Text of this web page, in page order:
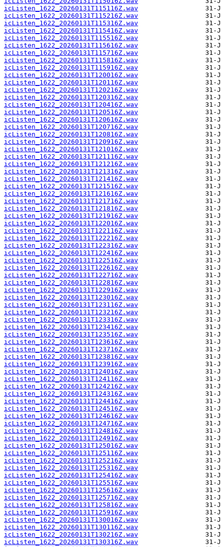
icListen_1622_20260131T115116Z.wav
icListen_1622_20260131T115216Z.wav
icListen_1622_20260131T115316Z.wav
icListen_1622_20260131T115416Z.wav
icListen_1622_20260131T115516Z.wav
icListen_1622_20260131T115616Z.wav
icListen_1622_20260131T115716Z.wav
icListen_1622_20260131T115816Z.wav
icListen_1622_20260131T115916Z.wav
icListen_1622_20260131T120016Z.wav
icListen_1622_20260131T120116Z.wav
icListen_1622_20260131T120216Z.wav
icListen_1622_20260131T120316Z.wav
icListen_1622_20260131T120416Z.wav
icListen_1622_20260131T120516Z.wav
icListen_1622_20260131T120616Z.wav
icListen_1622_20260131T120716Z.wav
icListen_1622_20260131T120816Z.wav
icListen_1622_20260131T120916Z.wav
icListen_1622_20260131T121016Z.wav
icListen_1622_20260131T121116Z.wav
icListen_1622_20260131T121216Z.wav
icListen_1622_20260131T121316Z.wav
icListen_1622_20260131T121416Z.wav
icListen_1622_20260131T121516Z.wav
icListen_1622_20260131T121616Z.wav
icListen_1622_20260131T121716Z.wav
icListen_1622_20260131T121816Z.wav
icListen_1622_20260131T121916Z.wav
icListen_1622_20260131T122016Z.wav
icListen_1622_20260131T122116Z.wav
icListen_1622_20260131T122216Z.wav
icListen_1622_20260131T122316Z.wav
icListen_1622_20260131T122416Z.wav
icListen_1622_20260131T122516Z.wav
icListen_1622_20260131T122616Z.wav
icListen_1622_20260131T122716Z.wav
icListen_1622_20260131T122816Z.wav
icListen_1622_20260131T122916Z.wav
icListen_1622_20260131T123016Z.wav
icListen_1622_20260131T123116Z.wav
icListen_1622_20260131T123216Z.wav
icListen_1622_20260131T123316Z.wav
icListen_1622_20260131T123416Z.wav
icListen_1622_20260131T123516Z.wav
icListen_1622_20260131T123616Z.wav
icListen_1622_20260131T123716Z.wav
icListen_1622_20260131T123816Z.wav
icListen_1622_20260131T123916Z.wav
icListen_1622_20260131T124016Z.wav
icListen_1622_20260131T124116Z.wav
icListen_1622_20260131T124216Z.wav
icListen_1622_20260131T124316Z.wav
icListen_1622_20260131T124416Z.wav
icListen_1622_20260131T124516Z.wav
icListen_1622_20260131T124616Z.wav
icListen_1622_20260131T124716Z.wav
icListen_1622_20260131T124816Z.wav
icListen_1622_20260131T124916Z.wav
icListen_1622_20260131T125016Z.wav
icListen_1622_20260131T125116Z.wav
icListen_1622_20260131T125216Z.wav
icListen_1622_20260131T125316Z.wav
icListen_1622_20260131T125416Z.wav
icListen_1622_20260131T125516Z.wav
icListen_1622_20260131T125616Z.wav
icListen_1622_20260131T125716Z.wav
icListen_1622_20260131T125816Z.wav
icListen_1622_20260131T125916Z.wav
icListen_1622_20260131T130016Z.wav
icListen_1622_20260131T130116Z.wav
icListen_1622_20260131T130216Z.wav
icListen_1622_20260131T130316Z.wav